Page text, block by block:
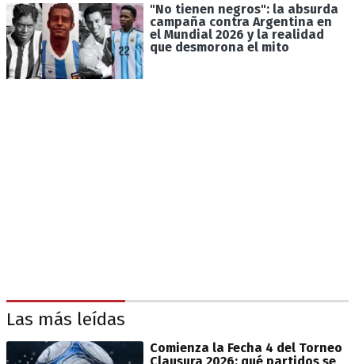
"No tienen negros": la absurda
campaña contra Argentina en
el Mundial 2026 y la realidad
que desmorona el mito
Las más leídas
Comienza la Fecha 4 del Torneo